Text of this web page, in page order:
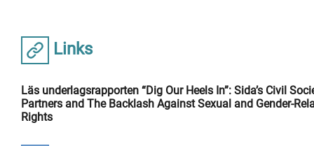
Links
Läs underlagsrapporten “Dig Our Heels In”: Sida’s Civil
Partners and The Backlash Against Sexual and Gender-
Rights